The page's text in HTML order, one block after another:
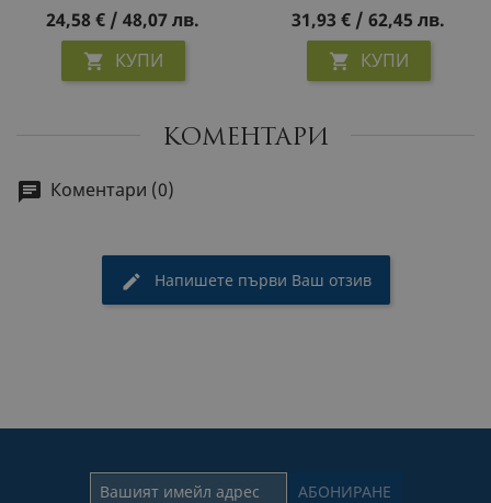
60 Сублингвални
Таблетки
24,58 € / 48,07 лв.
 КУПИ
31,93 € / 62,45 лв.
 КУПИ
КОМЕНТАРИ
Коментари (0)
Напишете първи Ваш отзив